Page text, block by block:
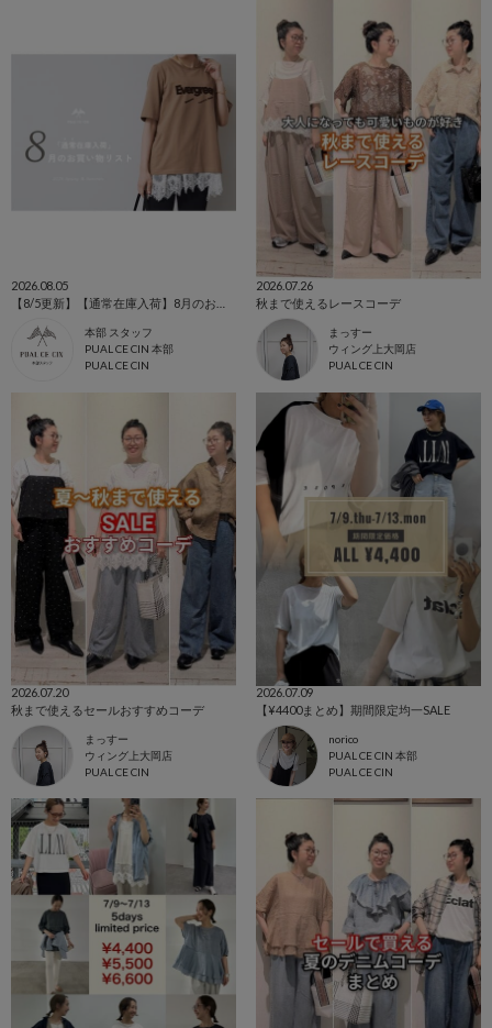
2026.08.05
本部 スタッフ
PUAL CE CIN 本部
PUAL CE CIN
2026.07.26
秋まで使えるレースコーデ
まっすー
ウィング上大岡店
PUAL CE CIN
2026.07.20
秋まで使えるセールおすすめコーデ
まっすー
ウィング上大岡店
PUAL CE CIN
2026.07.09
【¥4400まとめ】期間限定均一SALE
norico
PUAL CE CIN 本部
PUAL CE CIN